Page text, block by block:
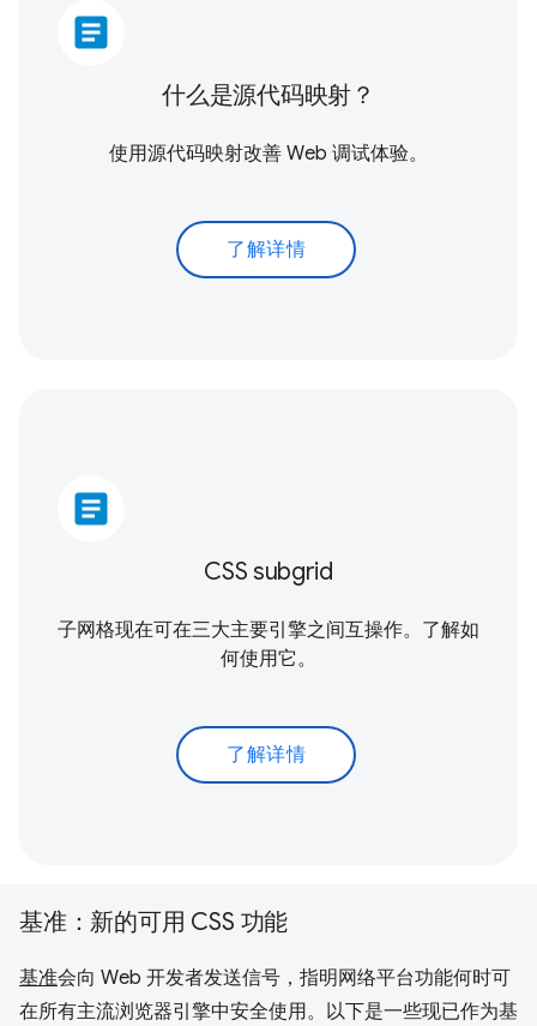
article
什么是源代码映射？
使用源代码映射改善 Web 调试体验。
了解详情
article
CSS subgrid
子网格现在可在三大主要引擎之间互操作。了解如
何使用它。
了解详情
基准：新的可用 CSS 功能
基准会向 Web 开发者发送信号，指明网络平台功能何时可
在所有主流浏览器引擎中安全使用。以下是一些现已作为基